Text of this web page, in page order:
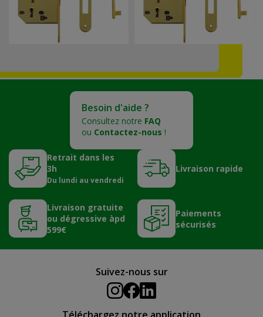
Besoin d'aide ?
Consultez notre FAQ
ou Contactez-nous !
Retrait dans les
3h
Du lundi au vendredi
Livraison rapide
Livraison gratuite
ou dégressive àpd
599€
Paiements
sécurisés
Suivez-nous sur